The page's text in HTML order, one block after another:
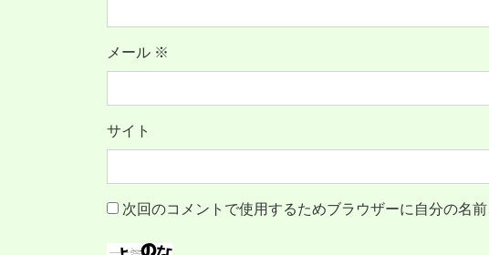
メール ※
サイト
次回のコメントで使用するためブラウザーに自分の名